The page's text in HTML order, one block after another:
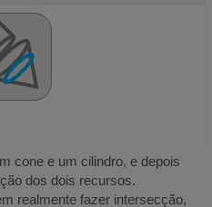
cone e um cilindro, e depois
dos dois recursos.
realmente fazer intersecção,